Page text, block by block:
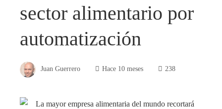
sector alimentario por
automatización
Juan Guerrero Hace 10 meses 238